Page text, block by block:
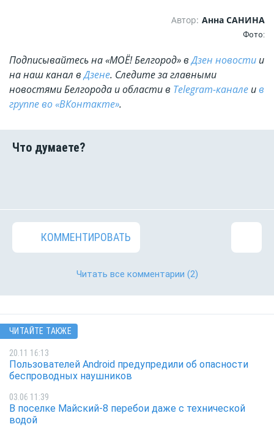
Автор: Анна САНИНА
Фото:
Подписывайтесь на «МОЁ! Белгород» вДзен новости и
на наш канал вДзене. Cледите за главными
новостями Белгорода и области в Telegram-канале ив
группе во «ВКонтакте».
КОММЕНТИРОВАТЬ
Читать все комментарии (2)
ЧИТАЙТЕ ТАКЖЕ
20.11 16:13
Пользователей Android предупредили об опасности
беспроводных наушников
03.06 11:39
В поселке Майский-8 перебои даже с технической
водой